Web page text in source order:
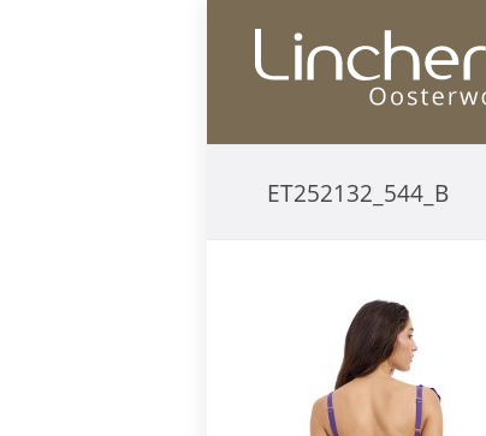
ET252132_544_B